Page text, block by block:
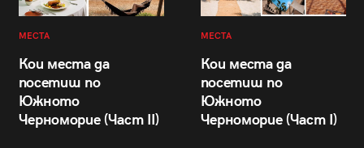
МЕСТА
Кои места да
посетиш по
Южното
Черноморие (Част II)
МЕСТА
Кои места да
посетиш по
Южното
Черноморие (Част I)